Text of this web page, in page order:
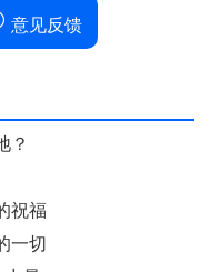
意见反馈
？
祝福
一切